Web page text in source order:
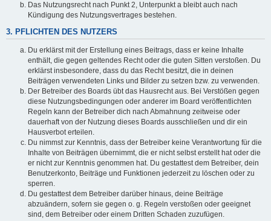
Das Nutzungsrecht nach Punkt 2, Unterpunkt a bleibt auch nach
Kündigung des Nutzungsvertrages bestehen.
3. PFLICHTEN DES NUTZERS
Du erklärst mit der Erstellung eines Beitrags, dass er keine Inhalte
enthält, die gegen geltendes Recht oder die guten Sitten verstoßen. Du
erklärst insbesondere, dass du das Recht besitzt, die in deinen
Beiträgen verwendeten Links und Bilder zu setzen bzw. zu verwenden.
Der Betreiber des Boards übt das Hausrecht aus. Bei Verstößen gegen
diese Nutzungsbedingungen oder anderer im Board veröffentlichten
Regeln kann der Betreiber dich nach Abmahnung zeitweise oder
dauerhaft von der Nutzung dieses Boards ausschließen und dir ein
Hausverbot erteilen.
Du nimmst zur Kenntnis, dass der Betreiber keine Verantwortung für die
Inhalte von Beiträgen übernimmt, die er nicht selbst erstellt hat oder die
er nicht zur Kenntnis genommen hat. Du gestattest dem Betreiber, dein
Benutzerkonto, Beiträge und Funktionen jederzeit zu löschen oder zu
sperren.
Du gestattest dem Betreiber darüber hinaus, deine Beiträge
abzuändern, sofern sie gegen o. g. Regeln verstoßen oder geeignet
sind, dem Betreiber oder einem Dritten Schaden zuzufügen.